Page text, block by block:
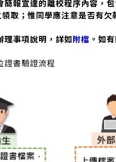
報宣達的離校程序內容，
取；惟同學應注意是否有
事項說明，詳如附檔 。如
書驗證流程